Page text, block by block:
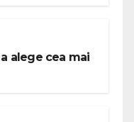
alege cea mai